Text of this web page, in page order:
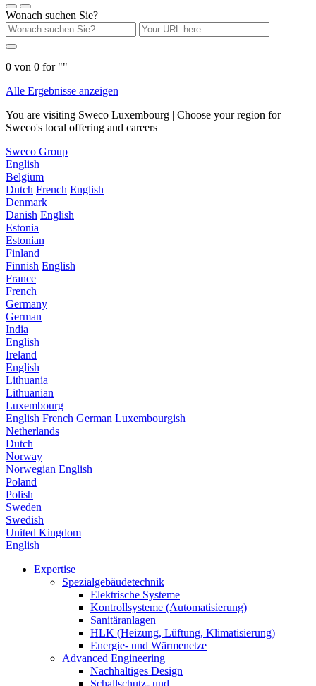
Wonach suchen Sie?
0 von 0 for ""
Alle Ergebnisse anzeigen
You are visiting Sweco Luxembourg | Choose your region for
Sweco's local offering and careers
Sweco Group
English
Belgium
Dutch French English
Denmark
Danish English
Estonia
Estonian
Finland
Finnish English
France
French
Germany
German
India
English
Ireland
English
Lithuania
Lithuanian
Luxembourg
English French German Luxembourgish
Netherlands
Dutch
Norway
Norwegian English
Poland
Polish
Sweden
Swedish
United Kingdom
English
Expertise
Spezialgebäudetechnik
Elektrische Systeme
Kontrollsysteme (Automatisierung)
Sanitäranlagen
HLK (Heizung, Lüftung, Klimatisierung)
Energie- und Wärmenetze
Advanced Engineering
Nachhaltiges Design
Schallschutz- und